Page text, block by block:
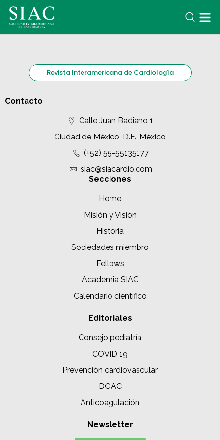
Revista Interamericana de Cardiología
Contacto
Calle Juan Badiano 1
Ciudad de México, D.F., México
(+52) 55-55135177
siac@siacardio.com
Secciones
Home
Misión y Visión
Historia
Sociedades miembro
Fellows
Academia SIAC
Calendario científico
Editoriales
Consejo pediatría
COVID 19
Prevención cardiovascular
DOAC
Anticoagulación
Newsletter